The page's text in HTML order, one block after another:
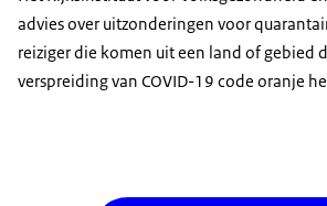
advies over uitzonderingen voor
reiziger die komen uit een land of gebied
verspreiding van COVID-19 code oranje